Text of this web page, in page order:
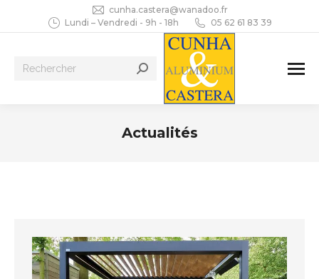
cunha.castera@wanadoo.fr
Lundi – Vendredi - 9h - 18h
05 62 61 83 39
Recherche
Actualités